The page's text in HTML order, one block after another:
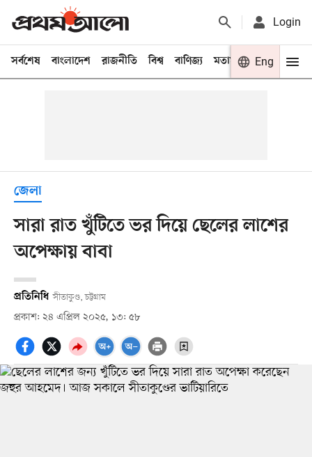
Login
সর্বশেষ বাংলাদেশ রাজনীতি বিশ্ব বাণিজ্য মতামত খেলা
Eng
জেলা
সারা রাত খুঁটিতে ভর দিয়ে ছেলের লাশের
অপেক্ষায় বাবা
প্রতিনিধি সীতাকুণ্ড, চট্টগ্রাম
প্রকাশ: ২৪ এপ্রিল ২০২৫, ১৩: ৫৮